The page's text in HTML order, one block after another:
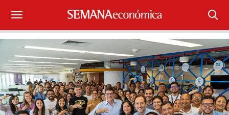
Suscríbase
Iniciar sesión
Portada
¿Qué está pasando?